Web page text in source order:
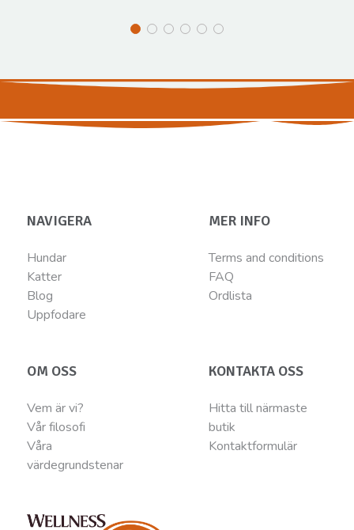
NAVIGERA
Hundar
Katter
Blog
Uppfodare
MER INFO
Terms and conditions
FAQ
Ordlista
OM OSS
Vem är vi?
Vår filosofi
Våra
värdegrundstenar
KONTAKTA OSS
Hitta till närmaste
butik
Kontaktformulär